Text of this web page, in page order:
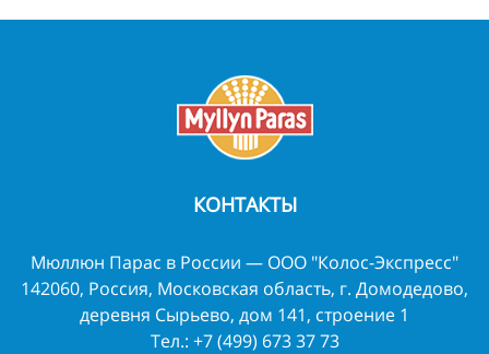
КОНТАКТЫ
Мюллюн Парас в России — ООО "Колос-Экспресс"
142060, Россия, Московская область, г. Домодедово,
деревня Сырьево, дом 141, строение 1
Тел.: +7 (499) 673 37 73